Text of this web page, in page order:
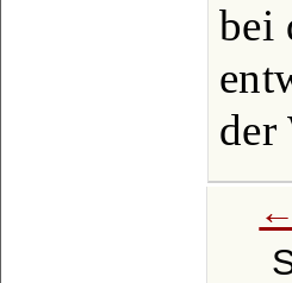
bei
der